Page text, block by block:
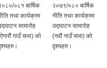
०८१ बार्षिक
तथा कार्यक्रम
सामारोह
गाउँ सभा) काे
२०७९/०८० बार्षिक
नीति तथा कार्यक्रम
उद्घाटन सामारोह
(नवौं गाउँ सभा) काे
दृश्यहरु।